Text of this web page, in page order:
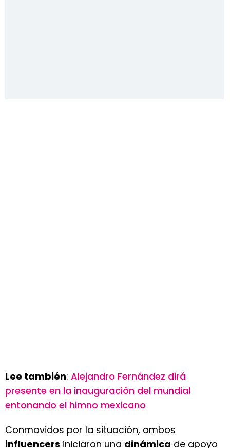
Lee también: Alejandro Fernández dirá
presente en la inauguración del mundial
entonando el himno mexicano
Conmovidos por la situación, ambos
influencers iniciaron una dinámica de apoyo